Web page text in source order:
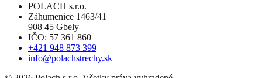
POLACH s.r.o.
Záhumenice 1463/41
908 45 Gbely
IČO: 57 361 860
+421 948 873 399
info@polachstrechy.sk